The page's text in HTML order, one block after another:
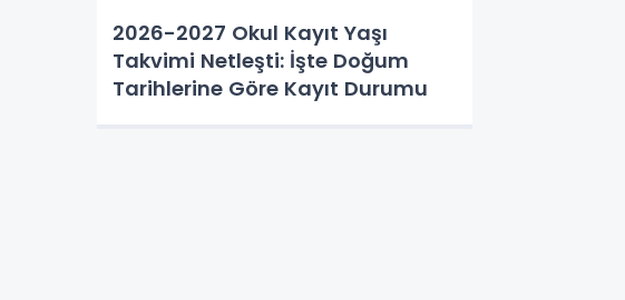
2026-2027 Okul Kayıt Yaşı
Takvimi Netleşti: İşte Doğum
Tarihlerine Göre Kayıt Durumu